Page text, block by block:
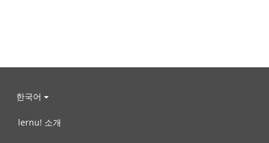
한국어
lernu! 소개